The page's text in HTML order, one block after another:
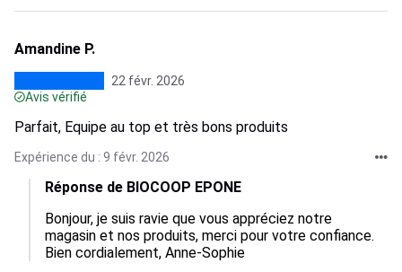
Amandine P.
22 févr. 2026
Avis vérifié
Parfait, Equipe au top et très bons produits
Expérience du : 9 févr. 2026
Réponse de BIOCOOP EPONE
Bonjour, je suis ravie que vous appréciez notre
magasin et nos produits, merci pour votre confiance.
Bien cordialement, Anne-Sophie